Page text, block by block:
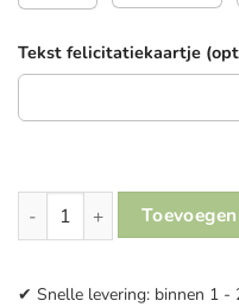
Tekst felicitatiekaartje
Kraammand I Blauw & Grijs
✔ Snelle levering: binnen 1 -